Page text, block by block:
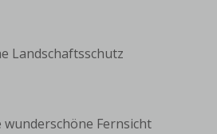
Landschaftsschutz
Fernsicht